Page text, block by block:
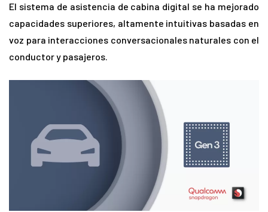
El sistema de asistencia de cabina digital se ha mejorado
capacidades superiores, altamente intuitivas basadas en
voz para interacciones conversacionales naturales con el
conductor y pasajeros.